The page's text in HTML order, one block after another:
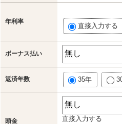
年利率
直接入力する
ボーナス払い
返済年数 35年
頭金 直接入力する